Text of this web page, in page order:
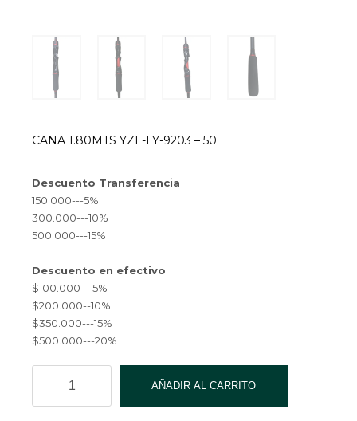
CANA 1.80MTS YZL-LY-9203 – 50
Descuento Transferencia
150.000---5%
300.000---10%
500.000---15%
Descuento en efectivo
$100.000---5%
$200.000--10%
$350.000---15%
$500.000---20%
SPINNING
1.80MTS
AÑADIR AL CARRITO